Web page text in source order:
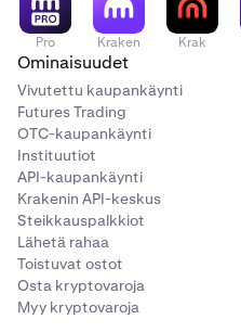
Pro Kraken Krak
Ominaisuudet
Vivutettu kaupankäynti
Futures Trading
OTC-kaupankäynti
Instituutiot
API-kaupankäynti
Krakenin API-keskus
Steikkauspalkkiot
Lähetä rahaa
Toistuvat ostot
Osta kryptovaroja
Myy kryptovaroja